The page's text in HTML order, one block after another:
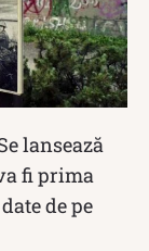
lansează
fi prima
de pe